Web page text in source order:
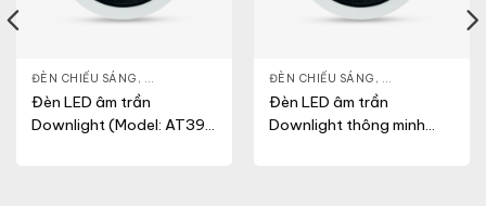
ĐÈN CHIẾU SÁNG , ĐÈN LED DOWNLIGHT,THIẾT BỊ CHIẾU SÁNG
Đèn LED âm trần
Downlight (Model: AT39
ĐÈN CHIẾU SÁNG , ĐÈN LED
Đèn LED âm trần
Downlight thông minh
,THIẾT BỊ CHIẾU SÁNG